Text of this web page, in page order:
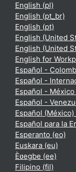
English ‎(pl)‎
English ‎(pt_br)‎
English ‎(pt)‎
English (United
English (United
English for
Español -
Español -
Español -
Español -
Español (México)
Español para la
Esperanto ‎(eo)‎
Euskara ‎(eu)‎
Èʋegbe ‎(ee)‎
Filipino ‎(fil)‎